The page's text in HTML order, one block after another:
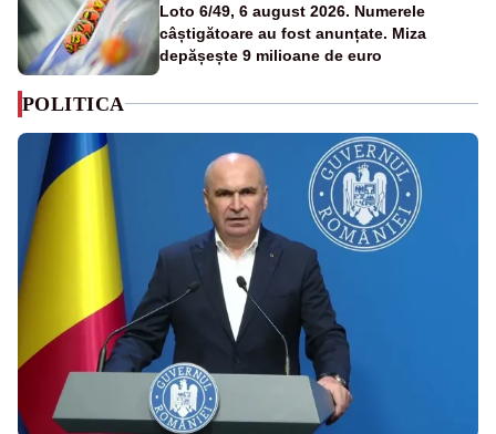
Loto 6/49, 6 august 2026. Numerele
câștigătoare au fost anunțate. Miza
depășește 9 milioane de euro
POLITICA